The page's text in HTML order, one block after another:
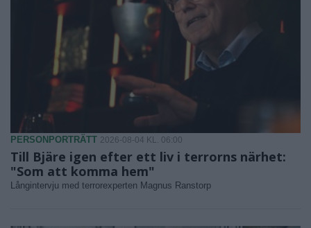
PERSONPORTRÄTT 2026-08-04 KL. 06:00
Till Bjäre igen efter ett liv i terrorns närhet:
"Som att komma hem"
Långintervju med terrorexperten Magnus Ranstorp